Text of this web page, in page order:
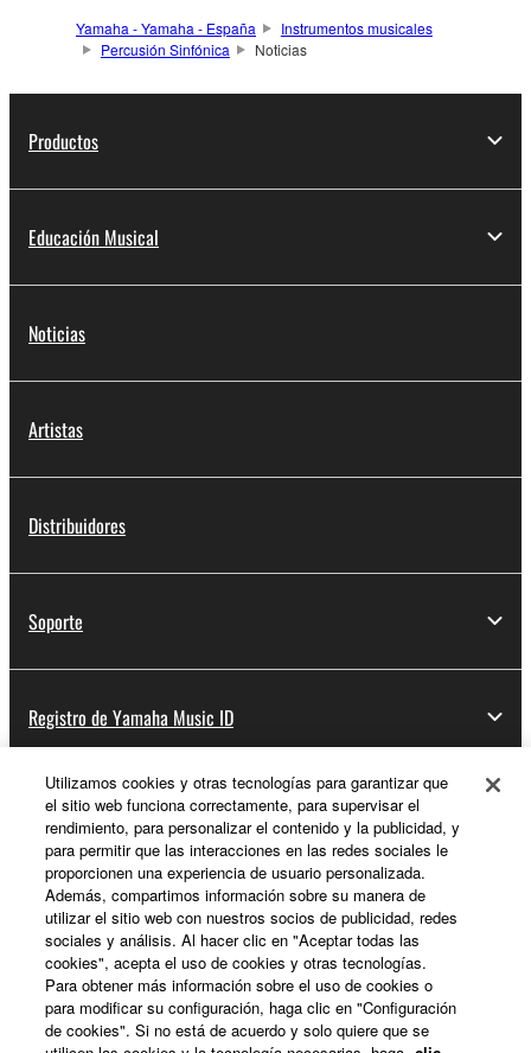
Yamaha - Yamaha - España
Instrumentos musicales
Percusión Sinfónica
Noticias
Productos
Educación Musical
Noticias
Artistas
Distribuidores
Soporte
Registro de Yamaha Music ID
Acerca de Yamaha
España - Spanish
Empresa
Utilizamos cookies y otras tecnologías para garantizar que
el sitio web funciona correctamente, para supervisar el
rendimiento, para personalizar el contenido y la publicidad, y
para permitir que las interacciones en las redes sociales le
proporcionen una experiencia de usuario personalizada.
Además, compartimos información sobre su manera de
utilizar el sitio web con nuestros socios de publicidad, redes
sociales y análisis. Al hacer clic en "Aceptar todas las
cookies", acepta el uso de cookies y otras tecnologías.
Para obtener más información sobre el uso de cookies o
para modificar su configuración, haga clic en "Configuración
de cookies". Si no está de acuerdo y solo quiere que se